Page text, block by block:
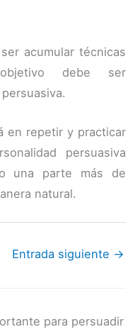
acumular técnicas
debe ser
en repetir y practicar
persuasiva
una parte más de
natural.
Entrada siguiente →
para persuadir